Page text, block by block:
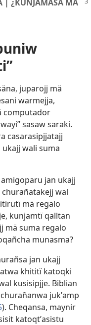
| ¿KUNJAMASA MÄ
juparojj mä
warmejja,
computador
sasaw saraki.
casarasipjjatajj
wali suma
jan ukajj
wal
mä regalo
kunjamtï qalltan
mä suma regalo
munasma?
jan ukajj
khititï katoqki
kusisipjje. Biblian
jukʼamp
). Cheqansa, maynir
katoqtʼasistu